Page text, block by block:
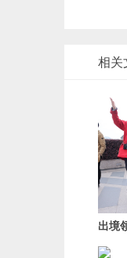
相关
出境
责是什么?